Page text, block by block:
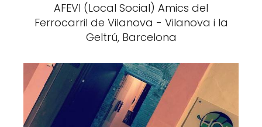
AFEVI (Local Social) Amics del
Ferrocarril de Vilanova - Vilanova i la
Geltrú, Barcelona